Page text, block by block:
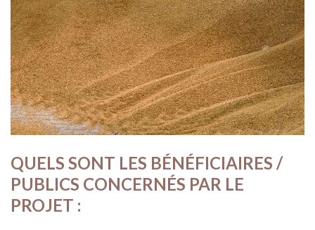
QUELS SONT LES BÉNÉFICIAIRES /
PUBLICS CONCERNÉS PAR LE
PROJET :